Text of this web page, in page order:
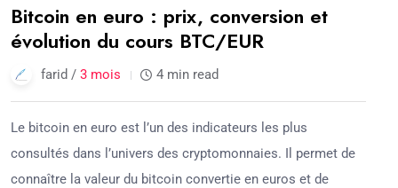
Bitcoin en euro : prix, conversion et
évolution du cours BTC/EUR
farid / 3 mois 4 min read
Le bitcoin en euro est l’un des indicateurs les plus
consultés dans l’univers des cryptomonnaies. Il permet de
connaître la valeur du bitcoin convertie en euros et de